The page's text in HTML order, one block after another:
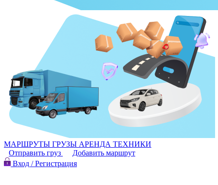
МАРШРУТЫ ГРУЗЫ АРЕНДА ТЕХНИКИ
Отправить груз
Добавить маршрут
Вход / Регистрация